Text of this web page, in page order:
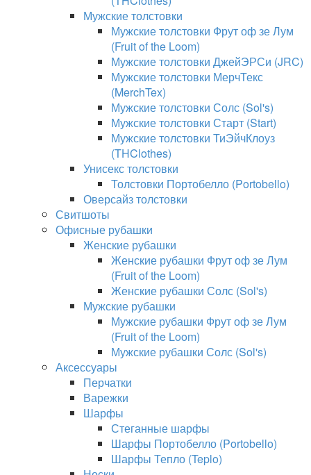
Мужские толстовки
Мужские толстовки Фрут оф зе Лум
(Fruit of the Loom)
Мужские толстовки ДжейЭРСи (JRC)
Мужские толстовки МерчТекс
(MerchTex)
Мужские толстовки Солс (Sol's)
Мужские толстовки Старт (Start)
Мужские толстовки ТиЭйчКлоуз
(THClothes)
Унисекс толстовки
Толстовки Портобелло (Portobello)
Оверсайз толстовки
Свитшоты
Офисные рубашки
Женские рубашки
Женские рубашки Фрут оф зе Лум
(Fruit of the Loom)
Женские рубашки Солс (Sol's)
Мужские рубашки
Мужские рубашки Фрут оф зе Лум
(Fruit of the Loom)
Мужские рубашки Солс (Sol's)
Аксессуары
Перчатки
Варежки
Шарфы
Стеганные шарфы
Шарфы Портобелло (Portobello)
Шарфы Тепло (Teplo)